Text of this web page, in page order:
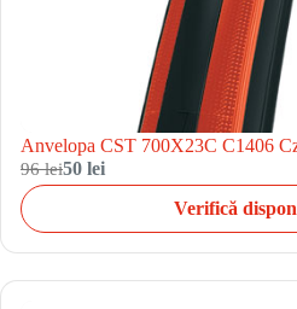
Anvelopa CST 700X23C C1406
96 lei50 lei
Verifică